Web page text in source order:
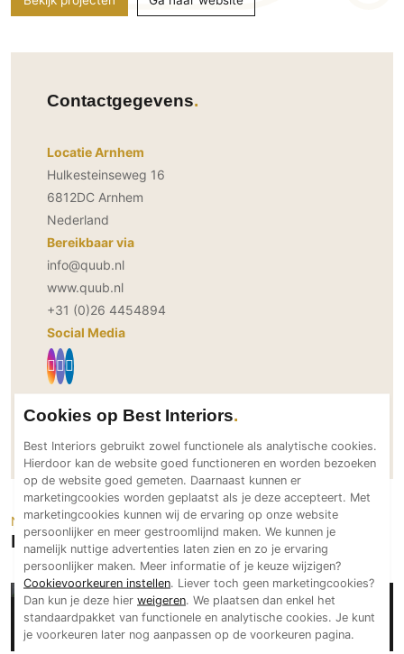
Vloeren
PVC vloeren
Houten vloeren
Natuursteen en keramiek vloeren
Vloerkleden
Afwerking
Wandafwerking
Beton Ciré
Behang / Wandtextiel
Natuursteen en keramiek
Schilderwerk
Stucwerk
Spuitwerk
Technologie
Audio/Video
Thuisbioscoop
Domotica
Mirror TV
Fitnessapparatuur
Contactgegevens
Locatie Arnhem
Hulkesteinseweg 16
6812DC Arnhem
Nederland
Bereikbaar via
info@quub.nl
www.quub.nl
+31 (0)26 4454894
Social Media
Neem direct contact op
Neem een kijkje
Projecten van quub interior concepts
quub interior concepts
Interieurontwerp SHI Asten
Cookies op Best Interiors
Best Interiors gebruikt zowel functionele als analytische cookies.
Hierdoor kan de website goed functioneren en worden bezoeken
op de website goed gemeten. Daarnaast kunnen er
marketingcookies worden geplaatst als je deze accepteert. Met
marketingcookies kunnen wij de ervaring op onze website
persoonlijker en meer gestroomlijnd maken. We kunnen je
namelijk nuttige advertenties laten zien en zo je ervaring
persoonlijker maken. Meer informatie of je keuze wijzigen?
Cookievoorkeuren instellen. Liever toch geen marketingcookies?
Dan kun je deze hier weigeren. We plaatsen dan enkel het
standaardpakket van functionele en analytische cookies. Je kunt
je voorkeuren later nog aanpassen op de voorkeuren pagina.